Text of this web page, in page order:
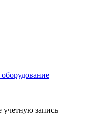
учетную запись